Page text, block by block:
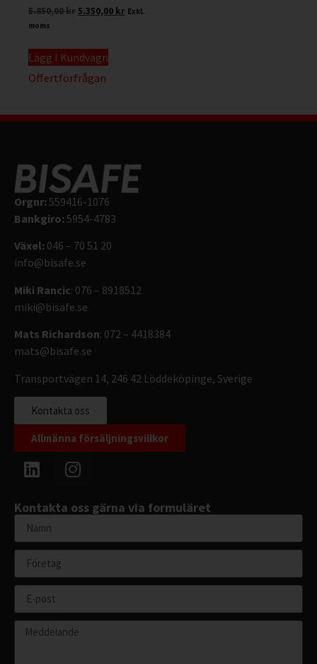
5.850,00kr5.350,00 kr Exkl.
moms
Lägg I Kundvagn
Offertförfrågan
Orgnr: 559416-1076
Bankgiro: 5954-4783
Växel: 046 – 70 51 20
info@bisafe.se
Miki Rancic: 076 – 8918512
miki@bisafe.se
Mats Richardson: 072 – 4418384
mats@bisafe.se
Transportvägen 14, 246 42 Löddeköpinge, Sverige
Kontakta oss
Allmänna försäljningsvillkor
Kontakta oss gärna via formuläret